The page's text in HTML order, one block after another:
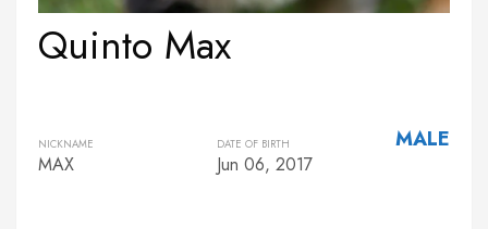
Quinto Max
MALE
NICKNAME
MAX
DATE OF BIRTH
Jun 06, 2017